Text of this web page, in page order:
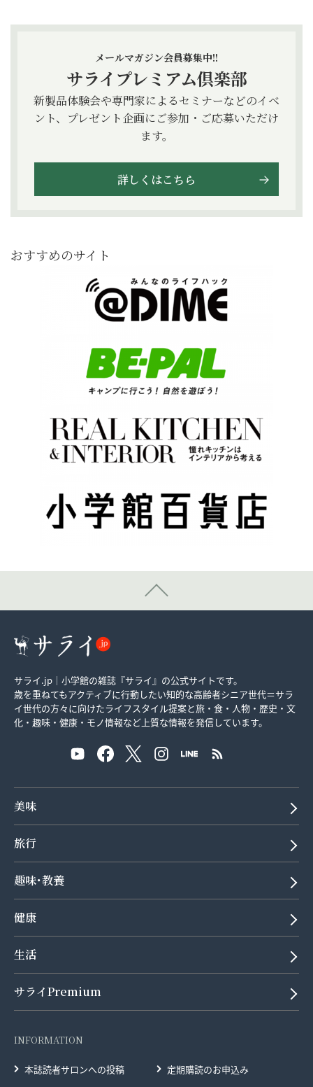
メールマガジン会員募集中!!
サライプレミアム倶楽部
新製品体験会や専門家によるセミナーなどのイベ
ント、プレゼント企画にご参加・ご応募いただけ
ます。
詳しくはこちら
おすすめのサイト
サライ.jp｜小学館の雑誌『サライ』の公式サイトです。
歳を重ねてもアクティブに行動したい知的な高齢者シニア世代＝サラ
イ世代の方々に向けたライフスタイル提案と旅・食・人物・歴史・文
化・趣味・健康・モノ情報など上質な情報を発信しています。
美味
旅行
趣味･教養
健康
生活
サライPremium
INFORMATION
本誌読者サロンへの投稿
定期購読のお申込み